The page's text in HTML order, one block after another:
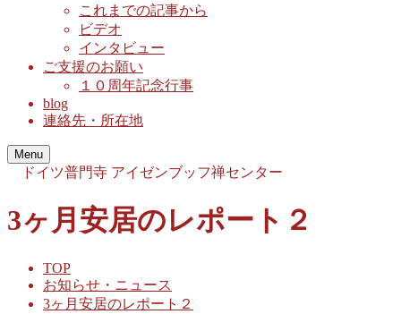
これまでの記事から
ビデオ
インタビュー
ご支援のお願い
１０周年記念行事
blog
連絡先・所在地
Menu
ドイツ普門寺 アイゼンブッフ禅センター
3ヶ月安居のレポート２
TOP
お知らせ・ニュース
3ヶ月安居のレポート２